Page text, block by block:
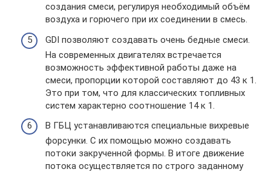
создания смеси, регулируя необходимый объём
воздуха и горючего при их соединении в смесь.
GDI позволяют создавать очень бедные смеси.
На современных двигателях встречается
возможность эффективной работы даже на
смеси, пропорции которой составляют до 43 к 1.
Это при том, что для классических топливных
систем характерно соотношение 14 к 1.
В ГБЦ устанавливаются специальные вихревые
форсунки. С их помощью можно создавать
потоки закрученной формы. В итоге движение
потока осуществляется по строго заданному